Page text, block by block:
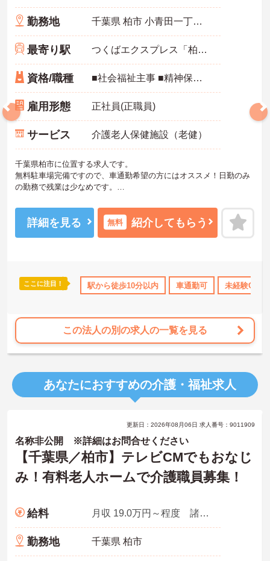
日以上 産休･育休･介護休暇取得実績あり 高収入 ボーナス
勤務地 千葉県 柏市 小青田一丁目3番地3
最寄り駅 つくばエクスプレス「柏たなか駅」徒歩6分
資格/職種 ■社会福祉主事 ■精神保健福祉士 ■介護福祉士 ※いずれかお持ちの方
雇用形態 正社員(正職員)
サービス 介護老人保健施設（老健）
千葉県柏市に位置する求人です。
無料駐車場完備ですので、車通勤希望の方にはオススメ！日勤のみ
の勤務で残業は少なめです。
詳細を見る 無料 紹介してもらう
ここに注目！ 駅から徒歩10分以内 車通勤可 未経験OK
この法人の別の求人の一覧を見る
あなたにおすすめの介護・福祉求人
更新日：2026年08月06日 求人番号：9011909
名称非公開 ※詳細はお問合せください
【千葉県／柏市】テレビCMでもおなじ
み！有料老人ホームで介護職員募集！
給料 月収 19.0万円～程度 諸手当込
勤務地 千葉県 柏市